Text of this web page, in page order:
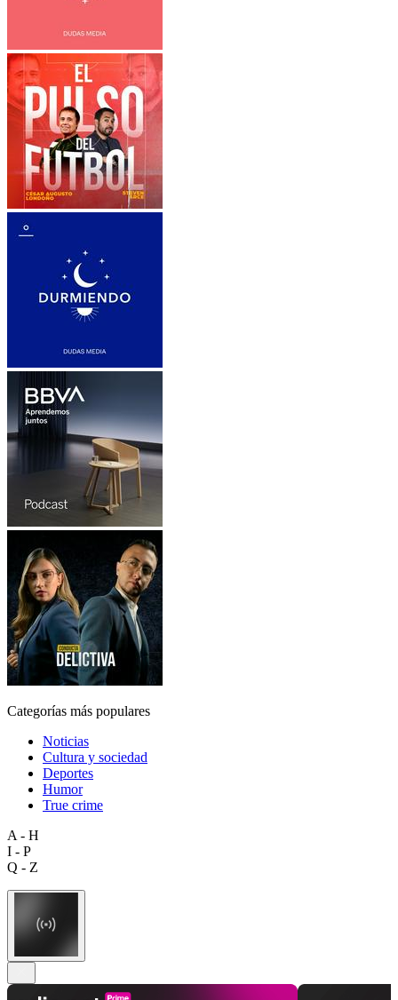
Categorías más populares
Noticias
Cultura y sociedad
Deportes
Humor
True crime
A - H
I - P
Q - Z